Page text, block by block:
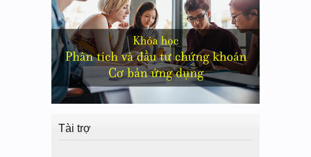
Tài trợ